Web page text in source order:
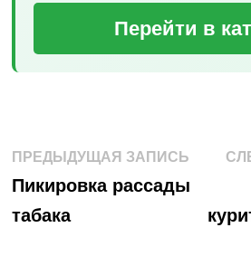
Перейти в
Навигация
по
записям
ПРЕДЫДУЩАЯ ЗАПИСЬ
запись:
Пикировка рассады
табака